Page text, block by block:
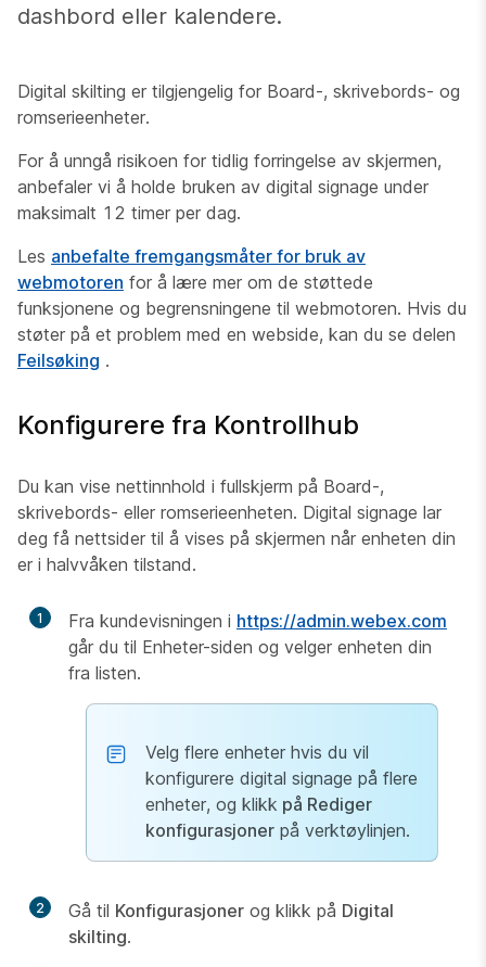
dashbord eller kalendere.
Digital skilting er tilgjengelig for Board-, skrivebords- og
romserieenheter.
For å unngå risikoen for tidlig forringelse av skjermen,
anbefaler vi å holde bruken av digital signage under
maksimalt 12 timer per dag.
Les anbefalte fremgangsmåter for bruk av
webmotoren for å lære mer om de støttede
funksjonene og begrensningene til webmotoren. Hvis du
støter på et problem med en webside, kan du se delen
Feilsøking .
Konfigurere fra Kontrollhub
Du kan vise nettinnhold i fullskjerm på Board-,
skrivebords- eller romserieenheten. Digital signage lar
deg få nettsider til å vises på skjermen når enheten din
er i halvvåken tilstand.
1 Fra kundevisningen i https://admin.webex.com
går du til Enheter-siden og velger enheten din
fra listen.
Velg flere enheter hvis du vil
konfigurere digital signage på flere
enheter, og klikk på Rediger
konfigurasjoner på verktøylinjen.
2 Gå til Konfigurasjoner og klikk på Digital
skilting.